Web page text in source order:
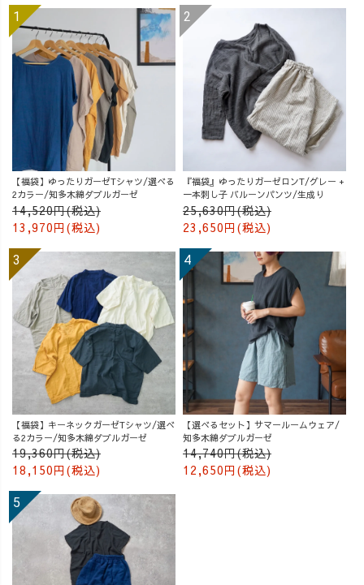
【福袋】ゆったりガーゼTシャツ/選べる
2カラー/知多木綿ダブルガーゼ
14,520円(税込)
13,970円(税込)
『福袋』ゆったりガーゼロンT/グレー +
一本刺し子 バルーンパンツ/生成り
25,630円(税込)
23,650円(税込)
【福袋】キーネックガーゼTシャツ/選べ
る2カラー/知多木綿ダブルガーゼ
19,360円(税込)
18,150円(税込)
【選べるセット】サマールームウェア/
知多木綿ダブルガーゼ
14,740円(税込)
12,650円(税込)